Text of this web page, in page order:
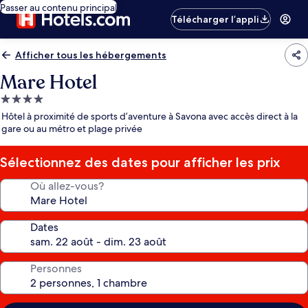
Passer au contenu principal
Télécharger l’appli
Afficher tous les hébergements
Mare Hotel
Hébergement
4.0 étoiles
Hôtel à proximité de sports d’aventure à Savona avec accès direct à la
gare ou au métro et plage privée
Sélectionnez des dates pour afficher les prix
Où allez-vous?
Dates
Personnes